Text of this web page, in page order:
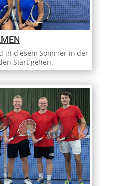
in diesem Sommer in der
Start gehen.